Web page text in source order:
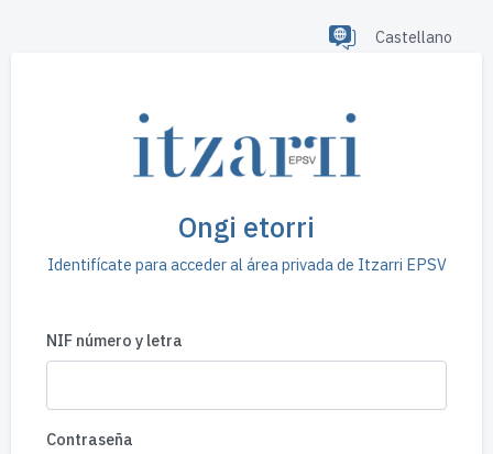
Castellano
Ongi etorri
Identifícate para acceder al área privada de Itzarri EPSV
NIF número y letra
Contraseña